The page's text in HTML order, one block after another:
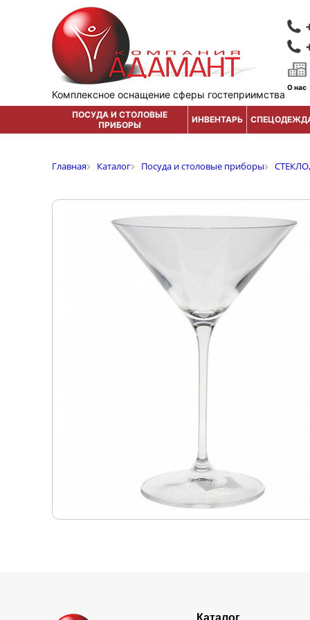
Комплексное оснащение сферы гостеприимства
О нас
ПОСУДА И СТОЛОВЫЕ
ПРИБОРЫ
ИНВЕНТАРЬ
Главная Каталог Посуда и столовые приборы